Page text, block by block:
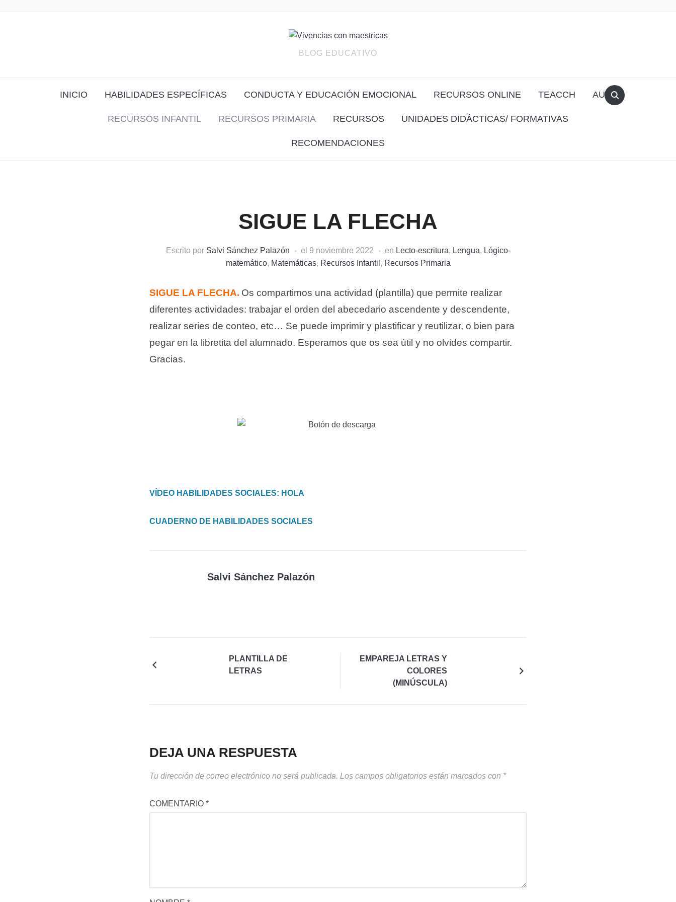
BLOG EDUCATIVO
INICIO HABILIDADES ESPECÍFICAS CONDUCTA Y EDUCACIÓN EMOCIONAL RECURSOS ONLINE TEACCH AULA
RECURSOS INFANTIL RECURSOS PRIMARIA RECURSOS UNIDADES DIDÁCTICAS/ FORMATIVAS
RECOMENDACIONES
SIGUE LA FLECHA
Escrito por Salvi Sánchez Palazón el 9 noviembre 2022 en Lecto-escritura, Lengua, Lógico-
matemático, Matemáticas, Recursos Infantil , Recursos Primaria
SIGUE LA FLECHA. Os compartimos una actividad (plantilla) que permite realizar
diferentes actividades: trabajar el orden del abecedario ascendente y descendente,
realizar series de conteo, etc… Se puede imprimir y plastificar y reutilizar, o bien para
pegar en la libretita del alumnado. Esperamos que os sea útil y no olvides compartir.
Gracias.
VÍDEO HABILIDADES SOCIALES: HOLA
CUADERNO DE HABILIDADES SOCIALES
Salvi Sánchez Palazón
PLANTILLA DE
LETRAS
EMPAREJA LETRAS Y
COLORES
(MINÚSCULA)
DEJA UNA RESPUESTA
Tu dirección de correo electrónico no será publicada. Los campos obligatorios están marcados con *
COMENTARIO *